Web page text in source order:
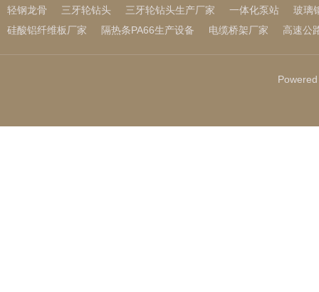
轻钢龙骨
三牙轮钻头 三牙轮钻头生产厂家 一体化泵站
玻璃
硅酸铝纤维板厂家
隔热条PA66生产设备 电缆桥架厂家 高速公